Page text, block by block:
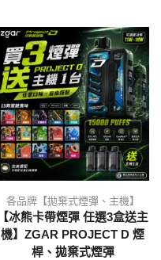
各品牌【拋棄式煙彈、主機】
【冰熊卡帶煙彈 任選3盒送主
機】ZGAR PROJECT D 煙
桿、拋棄式煙彈